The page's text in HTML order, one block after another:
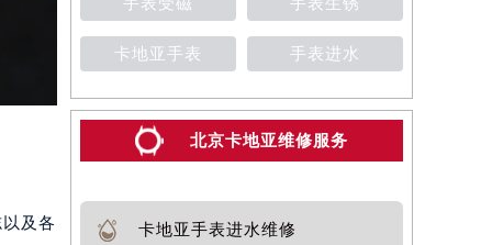
及各
卡地亚手表 手表进水
北京卡地亚维修服务
卡地亚手表进水维修